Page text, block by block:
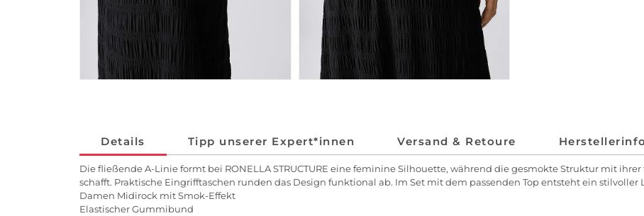
Details Tipp unserer Expert*innen Versand & Retoure
Die fließende A-Linie formt bei RONELLA STRUCTURE eine feminine Silhouette, während die gesmokte Struktur mit
schafft. Praktische Eingrifftaschen runden das Design funktional ab. Im Set mit dem passenden Top entsteht ein
Damen Midirock mit Smok-Effekt
Elastischer Gummibund